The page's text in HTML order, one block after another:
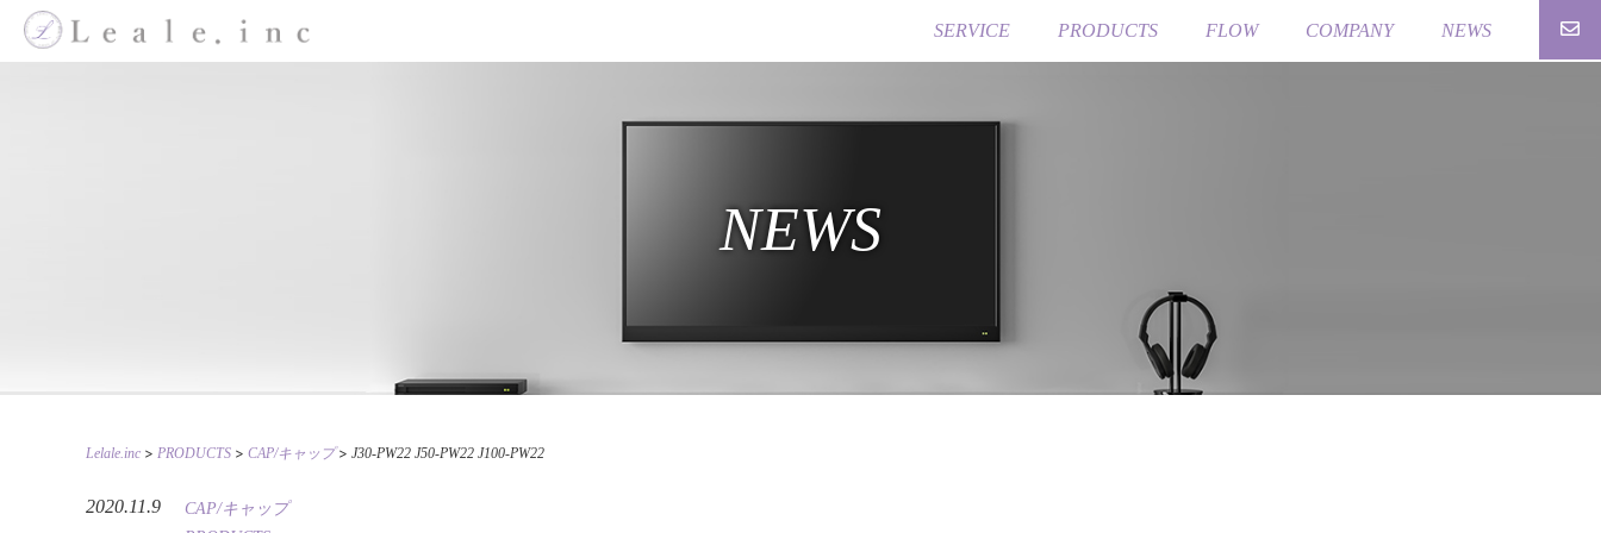
SERVICE PRODUCTS FLOW COMPANY NEWS
NEWS
Lelale.inc > PRODUCTS > CAP/キャップ> J30-PW22 J50-PW22 J100-PW22
2020.11.9
CAP/キャップ